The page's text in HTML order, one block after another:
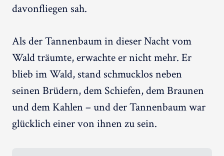
davonfliegen sah.
Als der Tannenbaum in dieser Nacht vom
Wald träumte, erwachte er nicht mehr. Er
blieb im Wald, stand schmucklos neben
seinen Brüdern, dem Schiefen, dem Braunen
und dem Kahlen – und der Tannenbaum war
glücklich einer von ihnen zu sein.